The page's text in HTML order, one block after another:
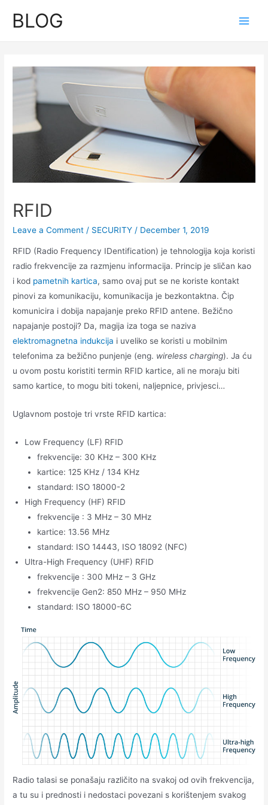
BLOG
RFID
Leave a Comment / SECURITY / December 1, 2019
RFID (Radio Frequency IDentification) je tehnologija koja koristi
radio frekvencije za razmjenu informacija. Princip je sličan kao
i kod pametnih kartica, samo ovaj put se ne koriste kontakt
pinovi za komunikaciju, komunikacija je bezkontaktna. Čip
komunicira i dobija napajanje preko RFID antene. Bežično
napajanje postoji? Da, magija iza toga se naziva
elektromagnetna indukcija i uveliko se koristi u mobilnim
telefonima za bežično punjenje (eng. wireless charging). Ja ću
u ovom postu koristiti termin RFID kartice, ali ne moraju biti
samo kartice, to mogu biti tokeni, naljepnice, privjesci…
Uglavnom postoje tri vrste RFID kartica:
Low Frequency (LF) RFID
frekvencije: 30 KHz – 300 KHz
kartice: 125 KHz / 134 KHz
standard: ISO 18000-2
High Frequency (HF) RFID
frekvencije : 3 MHz – 30 MHz
kartice: 13.56 MHz
standard: ISO 14443, ISO 18092 (NFC)
Ultra-High Frequency (UHF) RFID
frekvencije : 300 MHz – 3 GHz
frekvencije Gen2: 850 MHz – 950 MHz
standard: ISO 18000-6C
Radio talasi se ponašaju različito na svakoj od ovih frekvencija,
a tu su i prednosti i nedostaci povezani s korištenjem svakog